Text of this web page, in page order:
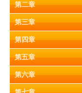
第二章
第三章
第四章
第五章
第六章